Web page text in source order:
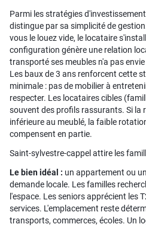
Parmi les stratégies
distingue par sa simplicité de
vous le louez vide, le locataire
configuration génère une relation
transporté ses meubles n'a pas
Les baux de 3 ans renforcent cette
minimale : pas de mobilier à
respecter. Les locataires cibles
souvent des profils rassurants. Si la
inférieure au meublé, la faible
compensent en partie.
Saint-sylvestre-cappel attire les
Le bien idéal : un appartement ou
demande locale. Les familles
l'espace. Les seniors apprécient les
services. L'emplacement reste
transports, commerces, écoles. Un